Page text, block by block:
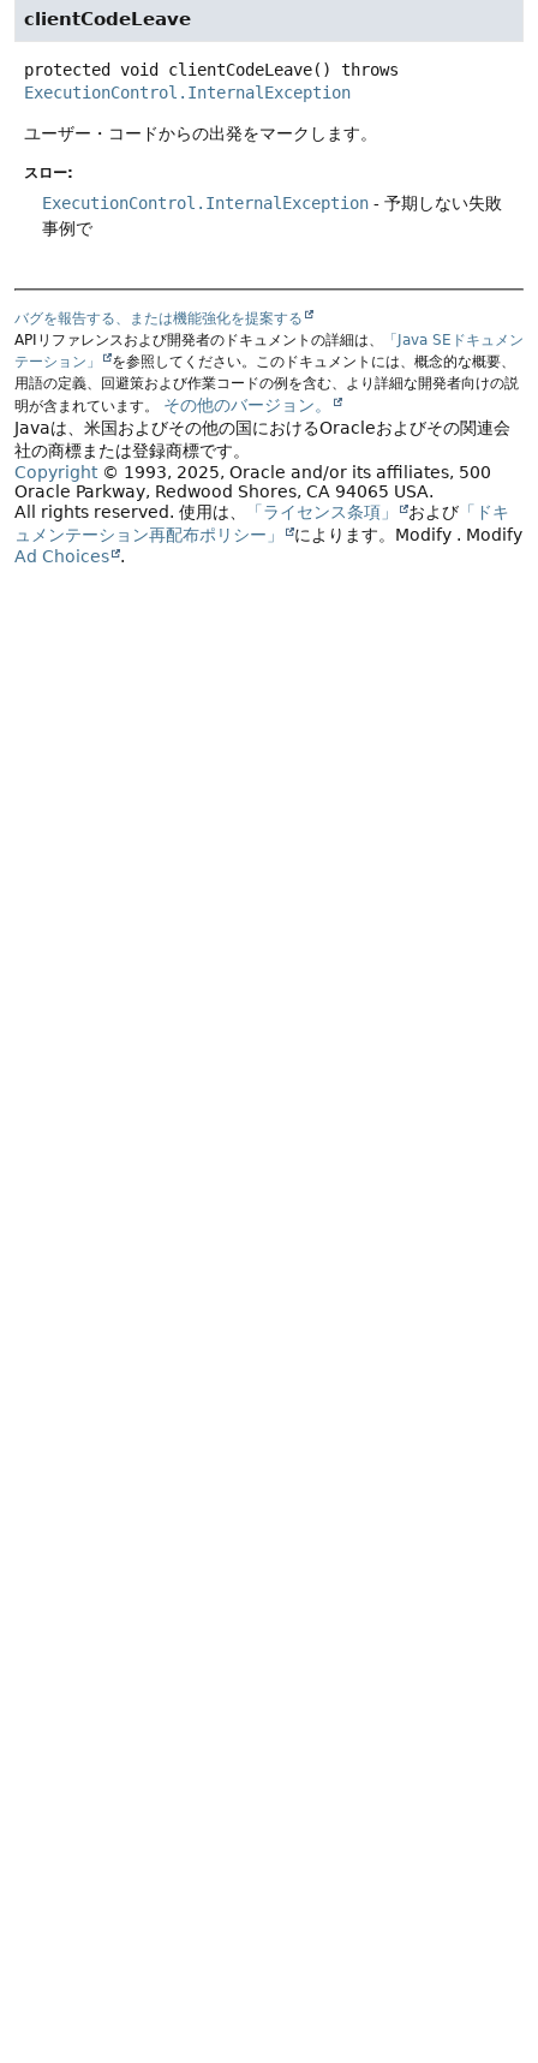
clientCodeLeave
protected void clientCodeLeave() throws
ExecutionControl.InternalException
ユーザー・コードからの出発をマークします。
スロー:
ExecutionControl.InternalException - 予期しない失敗
事例で
バグを報告する、または機能強化を提案する
APIリファレンスおよび開発者のドキュメントの詳細は、
「Java SEドキュメン
テーション」
を参照してください。このドキュメントには、概念的な概要、
用語の定義、回避策および作業コードの例を含む、より詳細な開発者向けの説
明が含まれています。
その他のバージョン。
Javaは、米国およびその他の国におけるOracleおよびその関連会
社の商標または登録商標です。
Copyright© 1993, 2025, Oracle and/or its affiliates, 500
Oracle Parkway, Redwood Shores, CA 94065 USA.
All rights reserved. 使用は、 「ライセンス条項」 および 「ドキ
ュメンテーション再配布ポリシー」
によります。 Modify . Modify
Ad Choices
.